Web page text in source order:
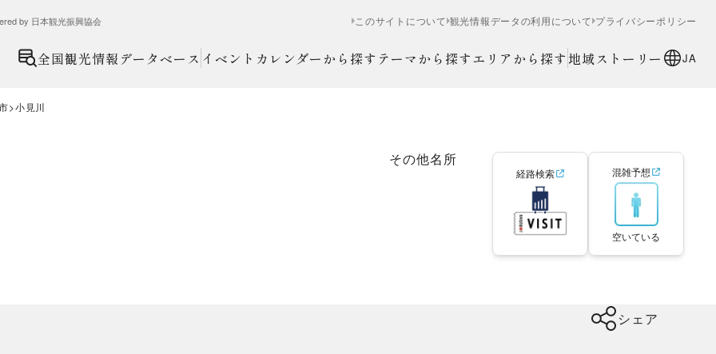
by 日本観光振興協会 このサイトについて 観光情報データの利用について プライバシーポリシー
全国観光情報データベース イベントカレンダーから探す テーマから探すエリアから探す 地域ストーリー JA
小見川
その他名所
経路検索 混雑予想
空いている
シェア